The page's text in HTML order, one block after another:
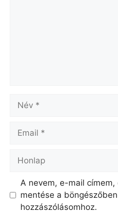
Név
Email
Honlap
A nevem, e-mail
mentése a
hozzászólásomhoz.